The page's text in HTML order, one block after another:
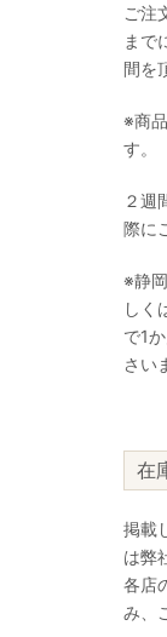
ご注
まで
間を
※商
す。
２週
際に
※静
しく
で1
さい
在
掲載
は弊
各店
み、